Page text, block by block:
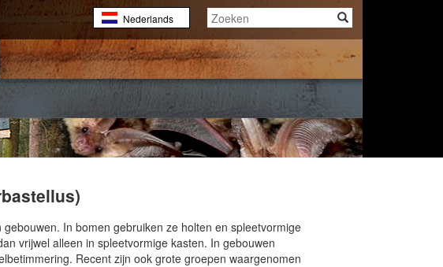
Nederlands
English
Français
In bomen gebruiken ze holten en spleetvormige
vrijwel alleen in spleetvormige kasten. In gebouwen
Recent zijn ook grote groepen waargenomen